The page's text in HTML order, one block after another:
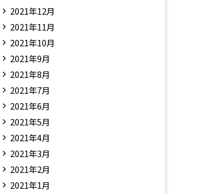
2021年12月
2021年11月
2021年10月
2021年9月
2021年8月
2021年7月
2021年6月
2021年5月
2021年4月
2021年3月
2021年2月
2021年1月